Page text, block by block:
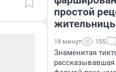
простой
18 минут 155
Знаменитая
рассказывавшая